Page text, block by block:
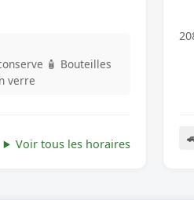
🧴 Bouteilles
verre
Voir tous les horaires